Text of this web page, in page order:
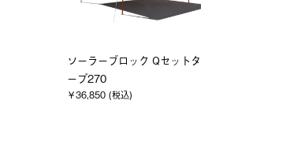
ソーラーブロック Qセットタ
ープ270
￥36,850 (税込)